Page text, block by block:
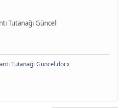
Tutanağı Güncel
Tutanağı Güncel.docx